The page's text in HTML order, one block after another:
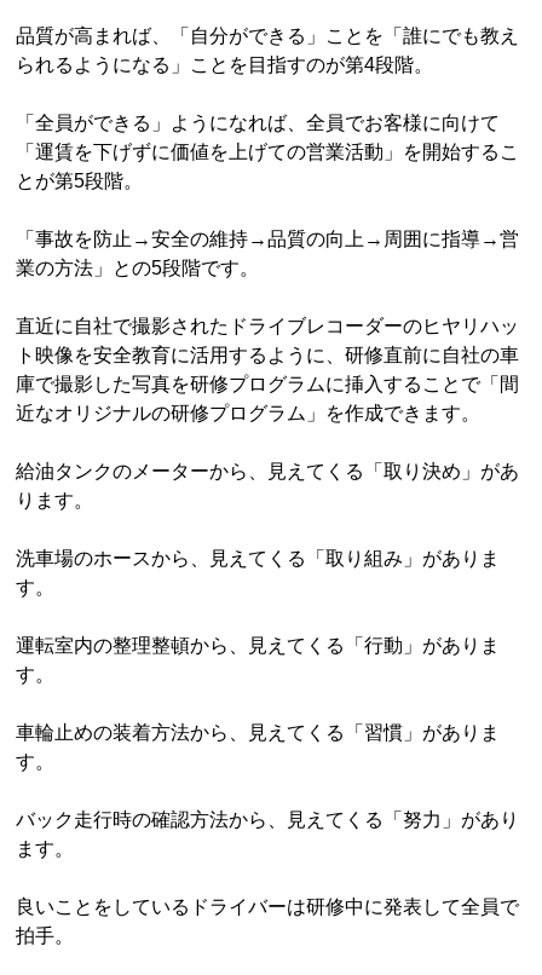
品質が高まれば、「自分ができる」ことを「誰にでも教え
られるようになる」ことを目指すのが第4段階。
「全員ができる」ようになれば、全員でお客様に向けて
「運賃を下げずに価値を上げての営業活動」を開始するこ
とが第5段階。
「事故を防止→安全の維持→品質の向上→周囲に指導→営
業の方法」との5段階です。
直近に自社で撮影されたドライブレコーダーのヒヤリハッ
ト映像を安全教育に活用するように、研修直前に自社の車
庫で撮影した写真を研修プログラムに挿入することで「間
近なオリジナルの研修プログラム」を作成できます。
給油タンクのメーターから、見えてくる「取り決め」があ
ります。
洗車場のホースから、見えてくる「取り組み」がありま
す。
運転室内の整理整頓から、見えてくる「行動」がありま
す。
車輪止めの装着方法から、見えてくる「習慣」がありま
す。
バック走行時の確認方法から、見えてくる「努力」があり
ます。
良いことをしているドライバーは研修中に発表して全員で
拍手。